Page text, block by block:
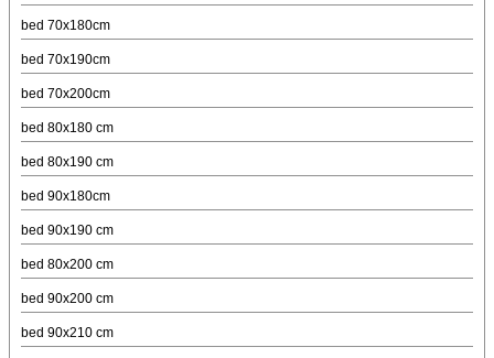
bed 70x180cm
bed 70x190cm
bed 70x200cm
bed 80x180 cm
bed 80x190 cm
bed 90x180cm
bed 90x190 cm
bed 80x200 cm
bed 90x200 cm
bed 90x210 cm